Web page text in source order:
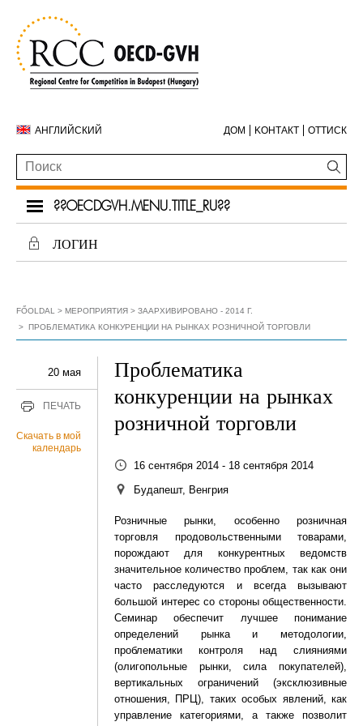
АНГЛИЙСКИЙ ДОМ KОНТАКТ ОТТИСК
??OECDGVH.MENU.TITLE_RU??
ЛОГИН
FŐOLDAL МЕРОПРИЯТИЯ
ЗААРХИВИРОВАНО - 2014 Г.
ПРОБЛЕМАТИКА КОНКУРЕНЦИИ НА РЫНКАХ РОЗНИЧНОЙ ТОРГОВЛИ
20 мая
ПЕЧАТЬ
Скачать в мой
календарь
Проблематика
конкуренции на рынках
розничной торговли
16 сентября 2014 - 18 сентября 2014
Будапешт, Венгрия
Розничные рынки, особенно розничная
торговля продовольственными товарами,
порождают для конкурентных ведомств
значительное количество проблем, так как они
часто расследуются и всегда вызывают
большой интерес со стороны общественности.
Семинар обеспечит лучшее понимание
определений рынка и методологии,
проблематики контроля над слияниями
(олигопольные рынки, сила покупателей),
вертикальных ограничений (эксклюзивные
отношения, ПРЦ), таких особых явлений, как
управление категориями, а также позволит